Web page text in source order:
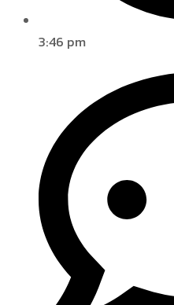
3:46 pm